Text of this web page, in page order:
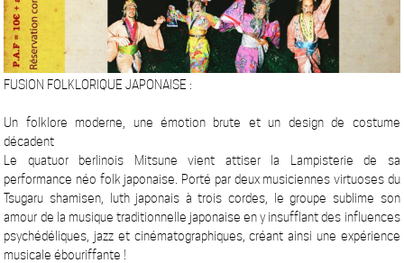
FUSION FOLKLORIQUE JAPONAISE :
Un folklore moderne, une émotion brute et un design de costume
décadent
Le quatuor berlinois Mitsune vient attiser la Lampisterie de sa
performance néo folk japonaise. Porté par deux musiciennes virtuoses du
Tsugaru shamisen, luth japonais à trois cordes, le groupe sublime son
amour de la musique traditionnelle japonaise en y insufflant des influences
psychédéliques, jazz et cinématographiques, créant ainsi une expérience
musicale ébouriffante !